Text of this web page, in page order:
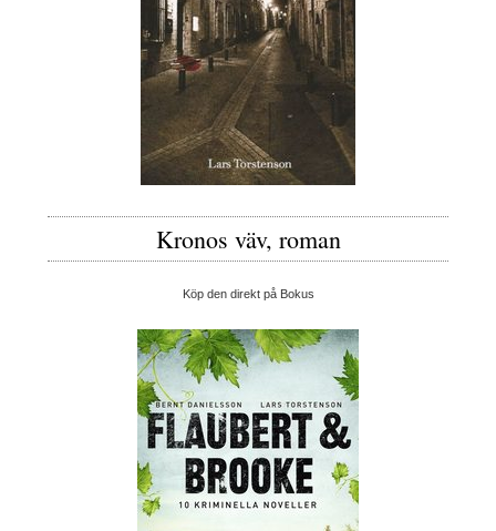
Kronos väv, roman
Köp den direkt på Bokus